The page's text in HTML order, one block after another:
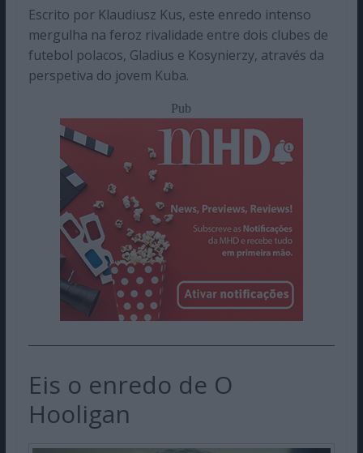
Escrito por Klaudiusz Kus, este enredo intenso
mergulha na feroz rivalidade entre dois clubes de
futebol polacos, Gladius e Kosynierzy, através da
perspetiva do jovem Kuba.
Pub
Eis o enredo de O
Hooligan